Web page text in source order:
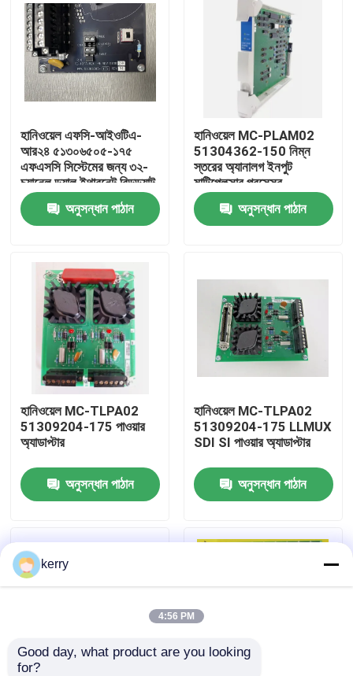
বাড়ি
পণ্য
ভিডিও
আমাদের সম্পর্কে
কারখানা ভ্রমণ
মান নিয়ন্ত্রণ
ব্লগ
ABB 800xa
হানিওয়েল এফসি-আইওটিএ-
আর২৪ ৫১৩০৬৫০৫-১৭৫
এফএসসি সিস্টেমের জন্য ৩২-
চ্যানেল ডুয়াল ইথারনেট রিডন্ড্যান্ট
আইও টার্মিনেশন অ্যাসেম্বলি
অনুসন্ধান পাঠান
হানিওয়েল MC-PLAM02
51304362-150 নিম্ন
স্তরের অ্যানালগ ইনপুট
মাল্টিপ্লেক্সার প্রসেসর
অনুসন্ধান পাঠান
হানিওয়েল MC-TLPA02
51309204-175 পাওয়ার
অ্যাডাপ্টার
অনুসন্ধান পাঠান
হানিওয়েল MC-TLPA02
51309204-175 LLMUX
SDI SI পাওয়ার অ্যাডাপ্টার
অনুসন্ধান পাঠান
kerry
4:56 PM
Good day, what product are you looking
for?